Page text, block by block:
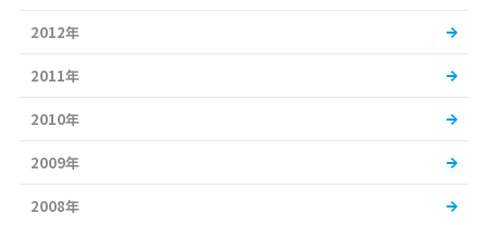
2012年
2011年
2010年
2009年
2008年